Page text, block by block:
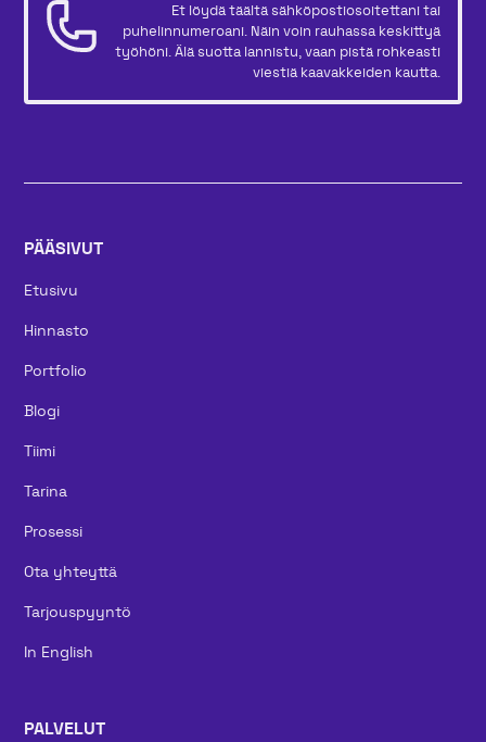
Et löydä täältä sähköpostiosoitettani tai
puhelinnumeroani. Näin voin rauhassa keskittyä
työhöni. Älä suotta lannistu, vaan pistä rohkeasti
viestiä kaavakkeiden kautta.
PÄÄSIVUT
Etusivu
Hinnasto
Portfolio
Blogi
Tiimi
Tarina
Prosessi
Ota yhteyttä
Tarjouspyyntö
In English
PALVELUT